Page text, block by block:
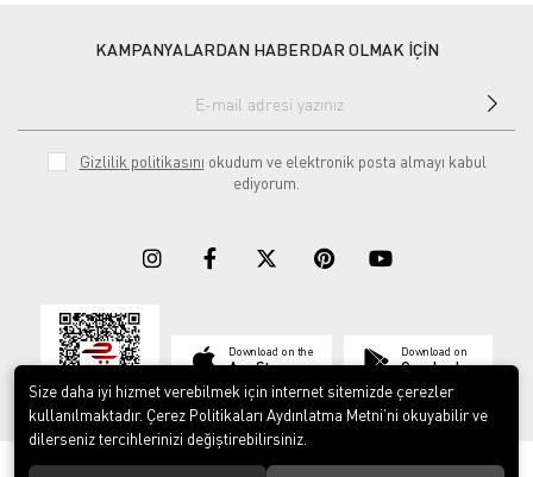
KAMPANYALARDAN HABERDAR OLMAK İÇİN
Gizlilik politikasını okudum ve elektronik posta almayı kabul
ediyorum.
Download on the
App Store
Download on
Google play
© 2023ERY İş Güvenliği Ekipmanları. Tüm hakları saklıdır.
Size daha iyi hizmet verebilmek için internet sitemizde çerezler
kullanılmaktadır. Çerez Politikaları Aydınlatma Metni’ni okuyabilir ve
dilerseniz tercihlerinizi değiştirebilirsiniz.